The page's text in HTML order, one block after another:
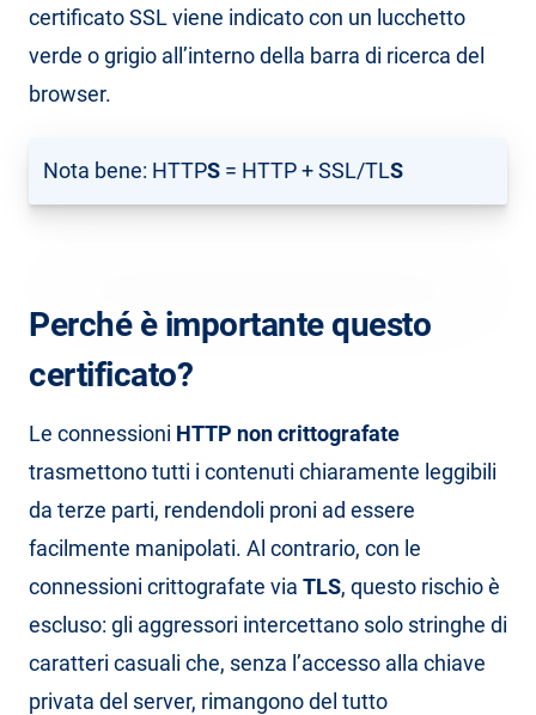
certificato SSL viene indicato con un lucchetto
verde o grigio all’interno della barra di ricerca del
browser.
Nota bene: HTTPS = HTTP + SSL/TLS
Perché è importante questo
certificato?
Le connessioni HTTP non crittografate
trasmettono tutti i contenuti chiaramente leggibili
da terze parti, rendendoli proni ad essere
facilmente manipolati. Al contrario, con le
connessioni crittografate via TLS, questo rischio è
escluso: gli aggressori intercettano solo stringhe di
caratteri casuali che, senza l’accesso alla chiave
privata del server, rimangono del tutto